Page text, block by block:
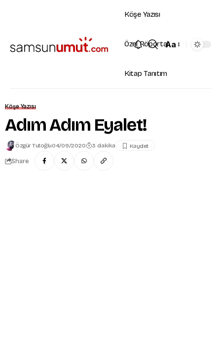
Köşe Yazısı
Özel Röportaj
Kitap Tanıtım
Aa
Köşe Yazısı
Adım Adım Eyalet!
Özgür Tutoğlu04/09/2020 3 dakika
Share